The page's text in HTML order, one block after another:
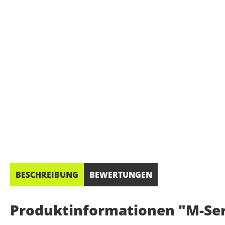
BESCHREIBUNG BEWERTUNGEN
Produktinformationen "M-